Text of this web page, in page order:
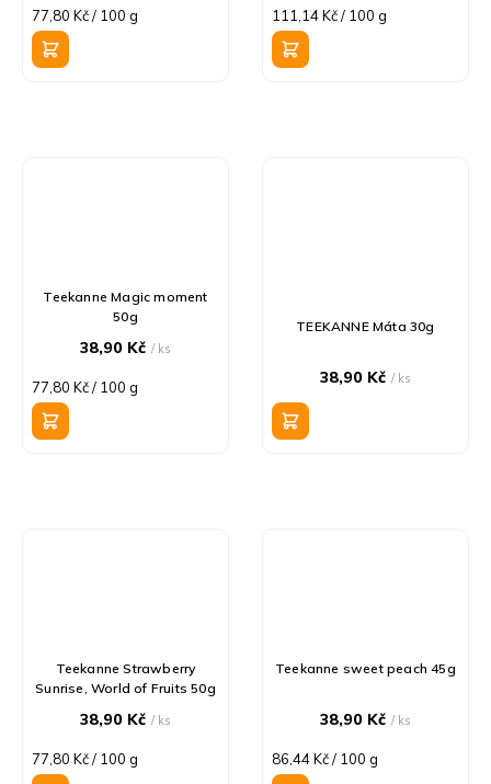
Měrná
cena:
77,80 Kč / 100 g
Měrná
cena:
111,14 Kč / 100 g
Teekanne Magic moment
50g
38,90 Kč/ ks
Měrná
cena:
77,80 Kč / 100 g
TEEKANNE Máta 30g
38,90 Kč/ ks
Teekanne Strawberry
Sunrise, World of Fruits 50g
38,90 Kč/ ks
Měrná
cena:
77,80 Kč / 100 g
Teekanne sweet peach 45g
38,90 Kč/ ks
Měrná
cena:
86,44 Kč / 100 g